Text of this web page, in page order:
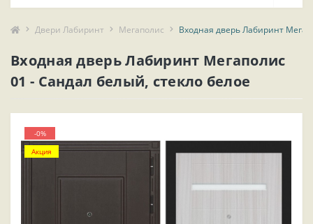
Двери Лабиринт Мегаполис Входная дверь Лабиринт
Входная дверь Лабиринт Мегаполис
01 - Сандал белый, стекло белое
-0%
Акция